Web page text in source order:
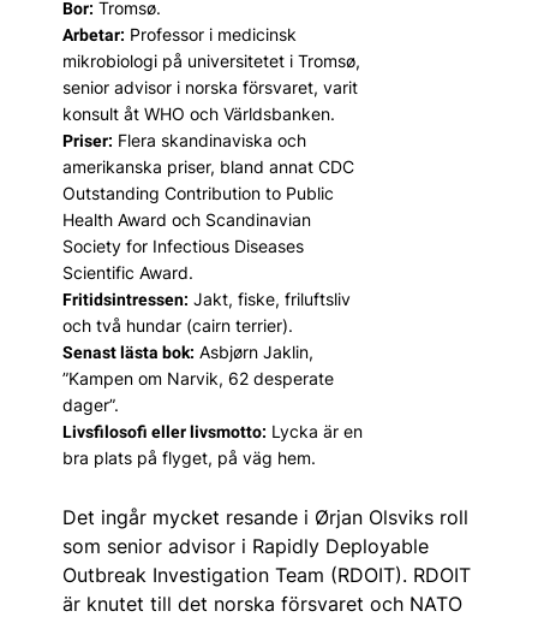
Bor: Tromsø.
Arbetar: Professor i medicinsk
mikrobiologi på universitetet i Tromsø,
senior advisor i norska försvaret, varit
konsult åt WHO och Världsbanken.
Priser: Flera skandinaviska och
amerikanska priser, bland annat CDC
Outstanding Contribution to Public
Health Award och Scandinavian
Society for Infectious Diseases
Scientific Award.
Fritidsintressen: Jakt, fiske, friluftsliv
och två hundar (cairn terrier).
Senast lästa bok: Asbjørn Jaklin,
”Kampen om Narvik, 62 desperate
dager”.
Livsfilosofi eller livsmotto: Lycka är en
bra plats på flyget, på väg hem.
Det ingår mycket resande i Ørjan Olsviks roll
som senior advisor i Rapidly Deployable
Outbreak Investigation Team (RDOIT). RDOIT
är knutet till det norska försvaret och NATO